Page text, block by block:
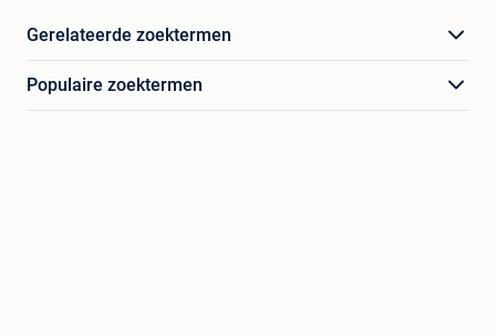
Gerelateerde zoektermen
Populaire zoektermen